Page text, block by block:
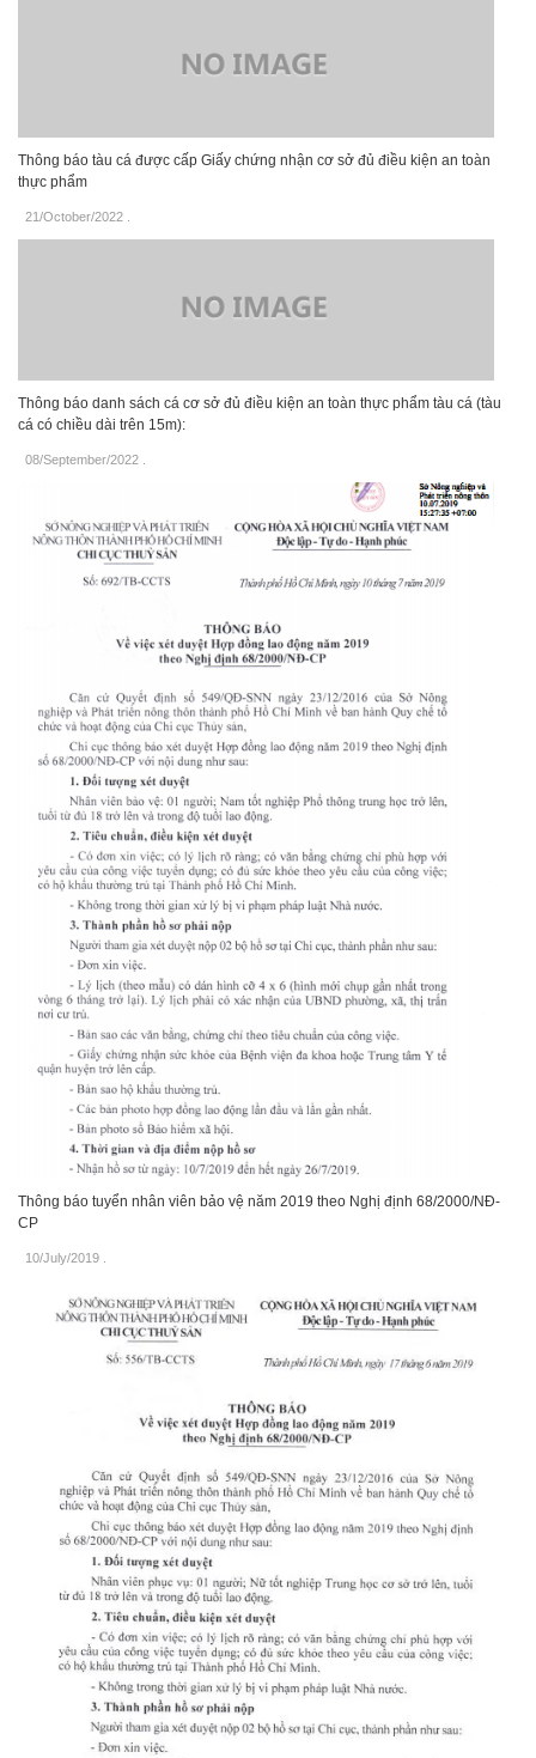
Thông báo tàu cá được cấp Giấy chứng nhận cơ sở đủ điều kiện an toàn
thực phẩm
21/October/2022
Thông báo danh sách cá cơ sở đủ điều kiện an toàn thực phẩm tàu cá (tàu
cá có chiều dài trên 15m):
08/September/2022
Thông báo tuyển nhân viên bảo vệ năm 2019 theo Nghị định 68/2000/NĐ-
CP
10/July/2019